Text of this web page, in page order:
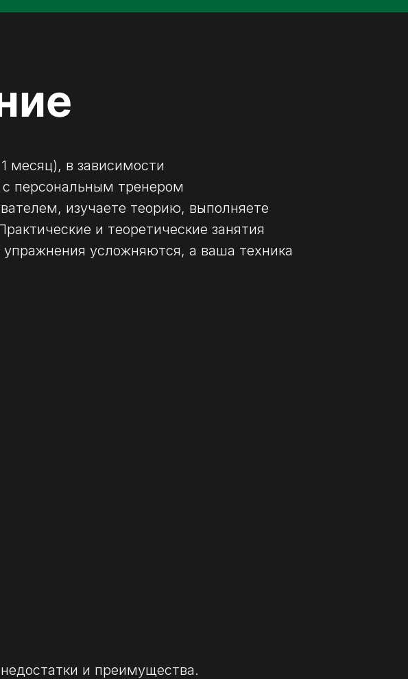
месяц), в зависимости
персональным тренером
изучаете теорию, выполняете
и теоретические занятия
усложняются, а ваша техника
и преимущества.